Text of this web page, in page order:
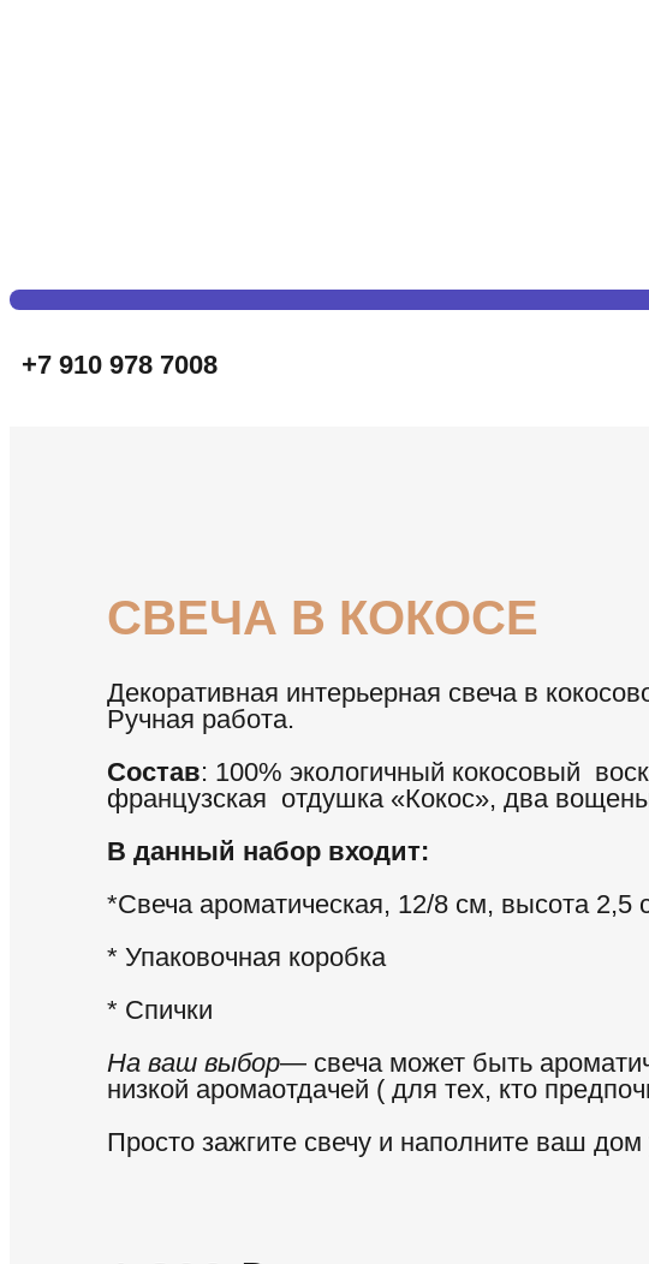
+7 910 978 7008
СВЕЧА В КОКОСЕ
Декоративная интерьерная свеча в
Ручная работа.
Состав: 100% экологичный кокосовый
французская отдушка «Кокос», два
В данный набор входит:
*Свеча ароматическая, 12/8 см, высота 2,5
* Упаковочная коробка
* Спички
На ваш выбор— свеча может быть
низкой аромаотдачей ( для тех, кто
Просто зажгите свечу и наполните ваш